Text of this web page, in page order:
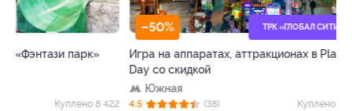
–50% ТРК «ГЛОБАЛ СИТИ»
Игра на аппаратах, аттракционах в Play
(38) Куплено 18 477
–40%
Билет на весь